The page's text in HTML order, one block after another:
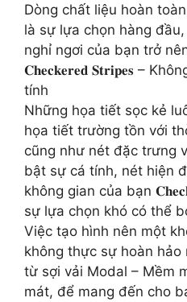
Dòng chất liệu hoàn
là sự lựa chọn hàng
nghỉ ngơi của bạn trở
𝐂𝐡𝐞𝐜𝐤𝐞𝐫𝐞𝐝 𝐒𝐭𝐫𝐢𝐩𝐞𝐬 –
tính
Những họa tiết sọc kẻ
họa tiết trường tồn với
cũng như nét đặc trưng
bật sự cá tính, nét hiện
không gian của bạn
sự lựa chọn khó có thể
Việc tạo hình nên một
không thực sự hoàn
từ sợi vải Modal – Mềm
mát, để mang đến cho